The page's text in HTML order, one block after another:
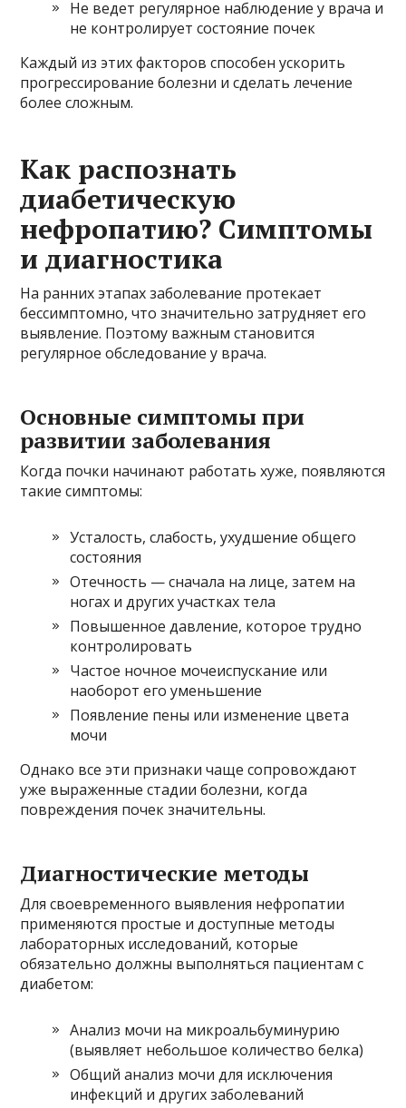
Не ведет регулярное наблюдение у врача и
не контролирует состояние почек
Каждый из этих факторов способен ускорить
прогрессирование болезни и сделать лечение
более сложным.
Как распознать
диабетическую
нефропатию? Симптомы
и диагностика
На ранних этапах заболевание протекает
бессимптомно, что значительно затрудняет его
выявление. Поэтому важным становится
регулярное обследование у врача.
Основные симптомы при
развитии заболевания
Когда почки начинают работать хуже, появляются
такие симптомы:
Усталость, слабость, ухудшение общего
состояния
Отечность — сначала на лице, затем на
ногах и других участках тела
Повышенное давление, которое трудно
контролировать
Частое ночное мочеиспускание или
наоборот его уменьшение
Появление пены или изменение цвета
мочи
Однако все эти признаки чаще сопровождают
уже выраженные стадии болезни, когда
повреждения почек значительны.
Диагностические методы
Для своевременного выявления нефропатии
применяются простые и доступные методы
лабораторных исследований, которые
обязательно должны выполняться пациентам с
диабетом:
Анализ мочи на микроальбуминурию
(выявляет небольшое количество белка)
Общий анализ мочи для исключения
инфекций и других заболеваний